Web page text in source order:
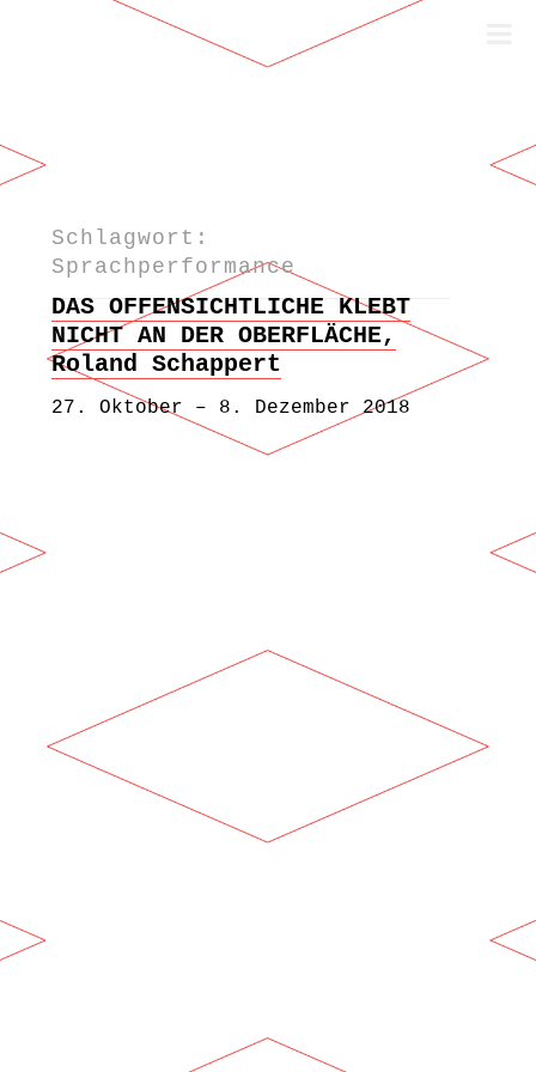
Zum Inhalt springen
Schlagwort:
Sprachperformance
DAS OFFENSICHTLICHE KLEBT
NICHT AN DER OBERFLÄCHE,
Roland Schappert
27. Oktober – 8. Dezember 2018